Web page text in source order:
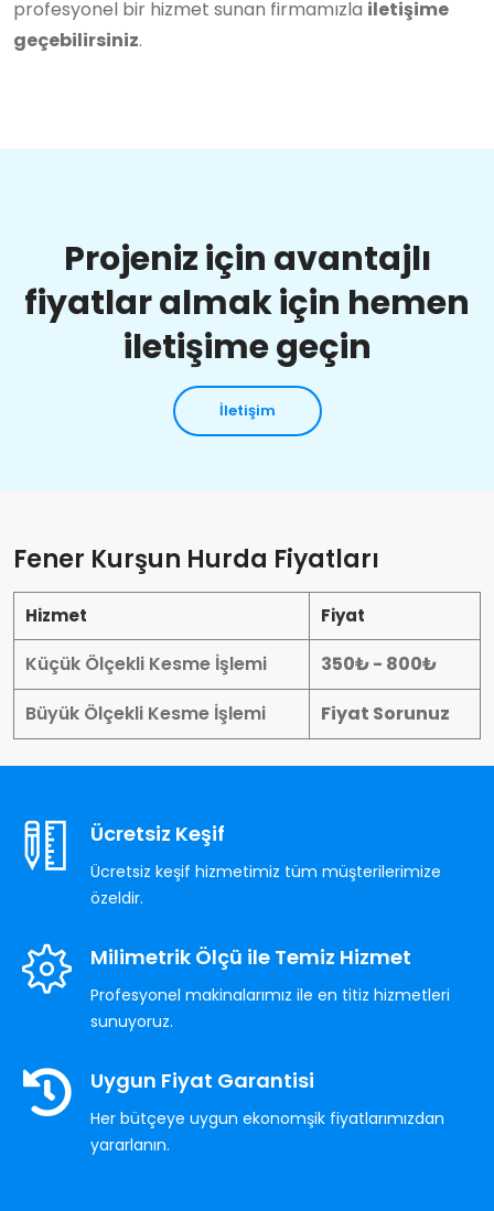
profesyonel bir hizmet sunan firmamızla iletişime
geçebilirsiniz.
Projeniz için avantajlı
fiyatlar almak için hemen
iletişime geçin
İletişim
Fener Kurşun Hurda Fiyatları
Hizmet Fiyat
Küçük Ölçekli Kesme İşlemi
350₺ - 800₺
Büyük Ölçekli Kesme İşlemi
Fiyat Sorunuz
Ücretsiz Keşif
Ücretsiz keşif hizmetimiz tüm müşterilerimize
özeldir.
Milimetrik Ölçü ile Temiz Hizmet
Profesyonel makinalarımız ile en titiz hizmetleri
sunuyoruz.
Uygun Fiyat Garantisi
Her bütçeye uygun ekonomşik fiyatlarımızdan
yararlanın.